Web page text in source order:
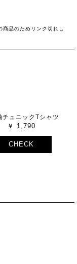
品のためリンク切れし
チュニックTシャツ
1,790
CHECK